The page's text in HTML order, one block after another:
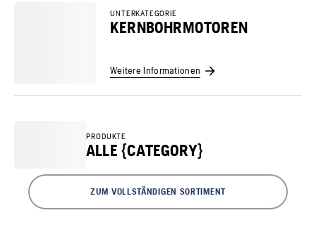
UNTERKATEGORIE
KERNBOHRMOTOREN
Weitere Informationen
PRODUKTE
ALLE {CATEGORY}
ZUM VOLLSTÄNDIGEN SORTIMENT